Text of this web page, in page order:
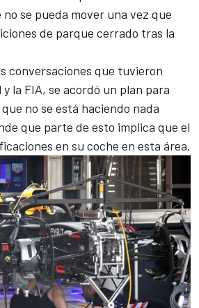
se pueda mover una vez que
de parque cerrado tras la
conversaciones que tuvieron
la FIA, se acordó un plan para
no se está haciendo nada
que parte de esto implica que el
en su coche en esta área.